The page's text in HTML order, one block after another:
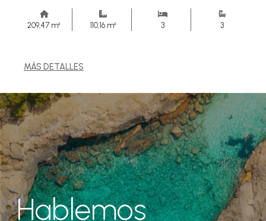
209,47 m² 110,16 m² 3 3
MÁS DETALLES
Hablemos